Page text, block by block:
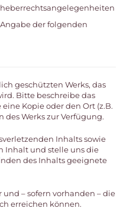
der folgenden
geschützten Werks, das
Bitte beschreibe das
Kopie oder den Ort (z.B.
des Werks zur Verfügung.
Inhalts sowie
Inhalt und stelle uns die
des Inhalts geeignete
– sofern vorhanden – die
erreichen können.